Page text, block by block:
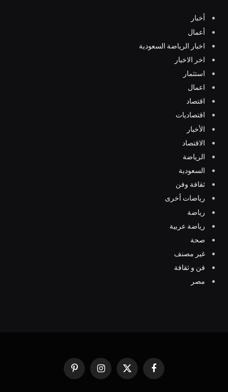
أخبار
أعمال
اخبار الرياضة السعودية
اخر الاخبار
استثمار
اعمال
اقتصاد
اقتصاديات
الأخبار
الاقتصاد
الرياضة
السعودية
ثقافة وفن
رياضات أخرى
رياضة
رياضة عربية
صحة
غير مصنف
فن و ثقافة
مصر
فيسبوك
X
الانستغرامبينتيريست